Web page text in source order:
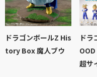
ドラゴンボールZ His
tory Box 魔人ブウ
ドラ
超サ